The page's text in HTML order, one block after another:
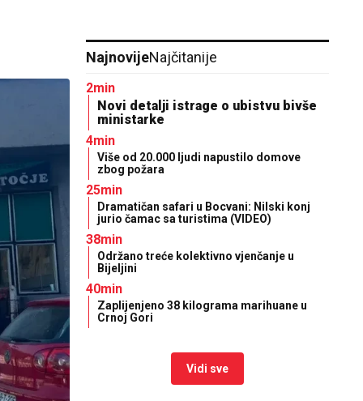
NajnovijeNajčitanije
2min
Novi detalji istrage o ubistvu bivše
ministarke
4min
Više od 20.000 ljudi napustilo domove
zbog požara
25min
Dramatičan safari u Bocvani: Nilski konj
jurio čamac sa turistima (VIDEO)
38min
Održano treće kolektivno vjenčanje u
Bijeljini
40min
Zaplijenjeno 38 kilograma marihuane u
Crnoj Gori
Vidi sve